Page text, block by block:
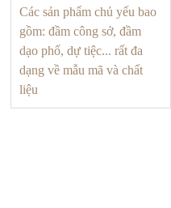
Các sản phẩm chủ yếu bao
gồm: đầm công sở, đầm
dạo phố, dự tiệc... rất đa
dạng về mẫu mã và chất
liệu